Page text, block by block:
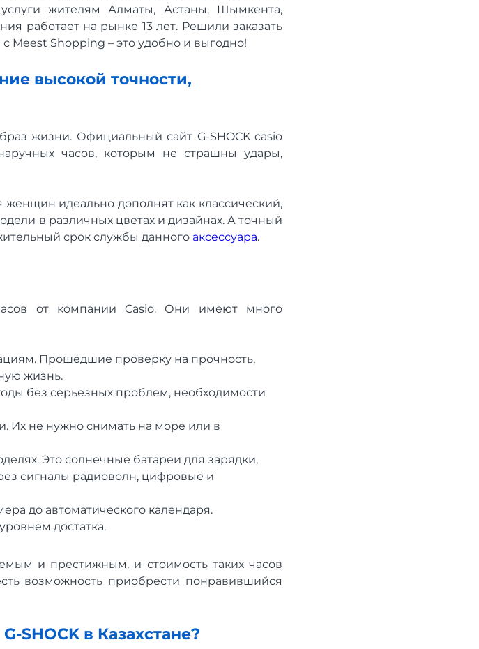
жителям Алматы, Астаны, Шымкента,
работает на рынке 13 лет. Решили заказать
с Meest Shopping – это удобно и выгодно!
высокой точности,
жизни. Официальный сайт G-SHOCK casio
часов, которым не страшны удары,
идеально дополнят как классический,
в различных цветах и дизайнах. А точный
срок службы данного аксессуара.
от компании Casio. Они имеют много
Прошедшие проверку на прочность,
жизнь.
без серьезных проблем, необходимости
Их не нужно снимать на море или в
Это солнечные батареи для зарядки,
сигналы радиоволн, цифровые и
до автоматического календаря.
достатка.
и престижным, и стоимость таких часов
возможность приобрести понравившийся
SHOCK в Казахстане?